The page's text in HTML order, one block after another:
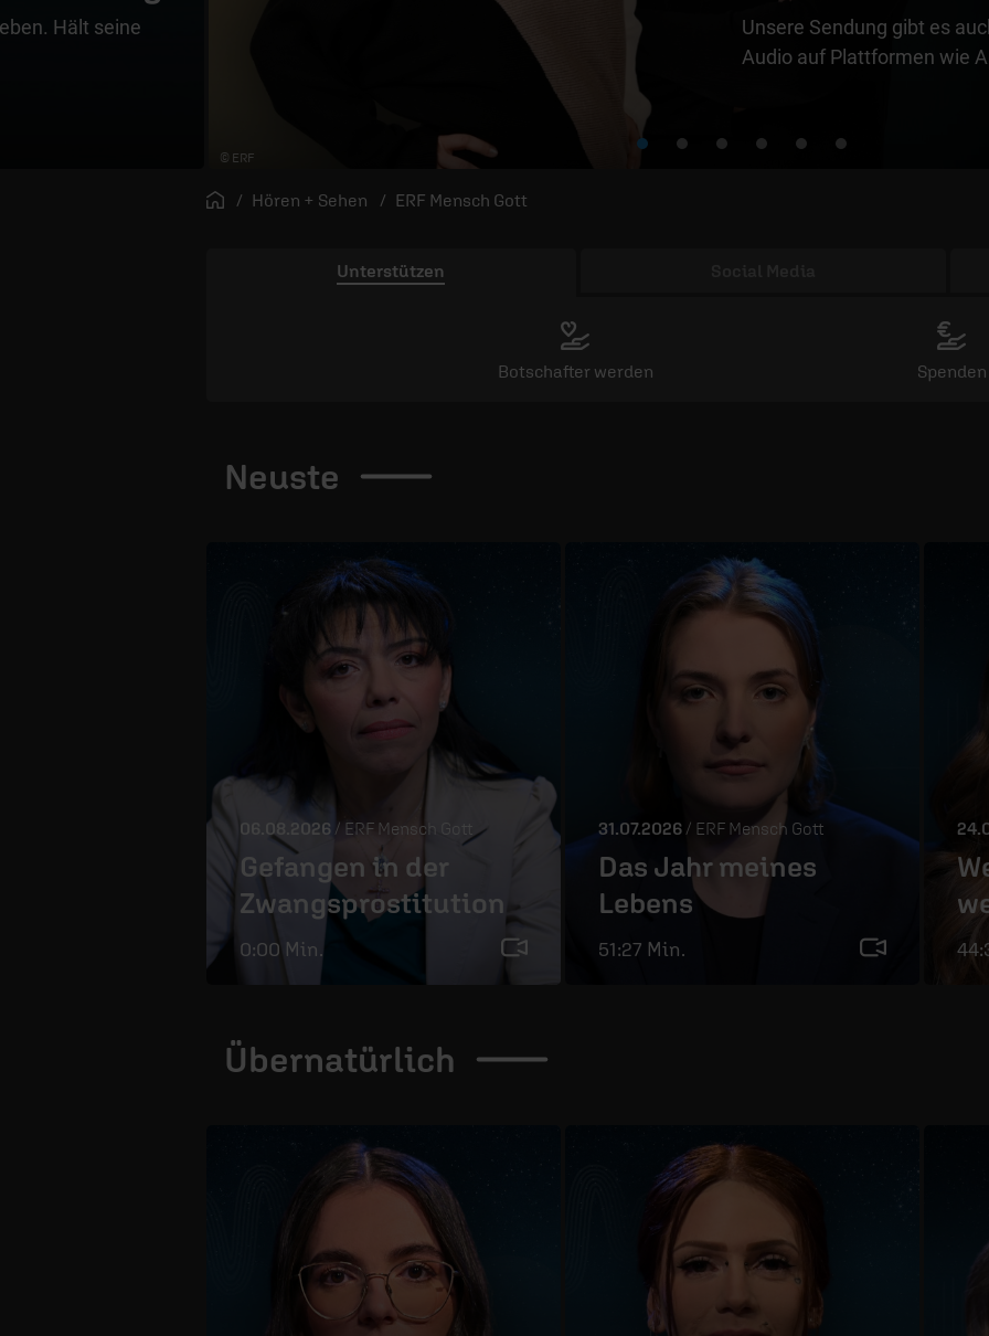
Unsere Sendung gibt es
Audio auf Plattformen wie
© ERF
Hält seine
Startseite
Hören + Sehen ERF Mensch Gott
Unterstützen
Botschafter werden Spenden
Neuste
06.08.2026 / ERF Mensch Gott
Gefangen in der
Zwangsprostitution
0:00 Min.
31.07.2026 / ERF Mensch Gott
Das Jahr meines
Lebens
51:27 Min.
Übernatürlich